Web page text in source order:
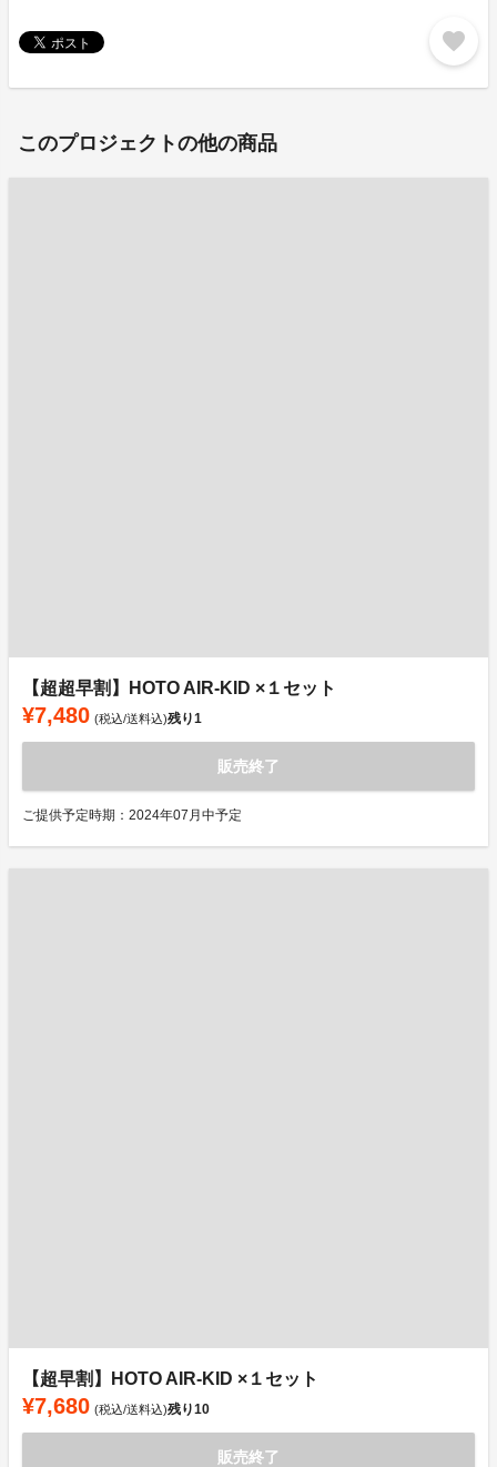
favorite
このプロジェクトの他の商品
【超超早割】HOTO AIR-KID ×１セット
¥7,480 (税込/送料込)残り1
販売終了
ご提供予定時期：2024年07月中予定
【超早割】HOTO AIR-KID ×１セット
¥7,680 (税込/送料込)残り10
販売終了